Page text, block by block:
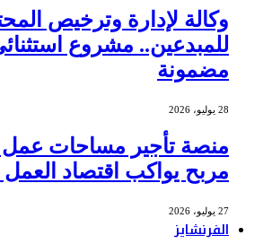
وكالة لإدارة وترخيص
للمبدعين.. مشروع
مضمونة
28 يوليو، 2026
منصة تأجير مساحات
مربح يواكب اقتصاد
27 يوليو، 2026
الفرنشايز